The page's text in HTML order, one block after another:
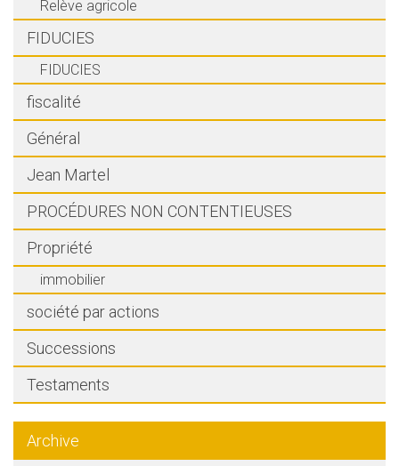
Relève agricole
FIDUCIES
FIDUCIES
fiscalité
Général
Jean Martel
PROCÉDURES NON CONTENTIEUSES
Propriété
immobilier
société par actions
Successions
Testaments
Archive